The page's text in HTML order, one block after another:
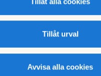
Tillåt urval
Avvisa alla cookies
108
9572